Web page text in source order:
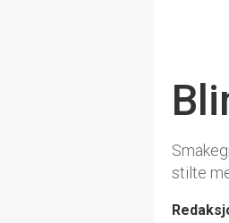
stilte